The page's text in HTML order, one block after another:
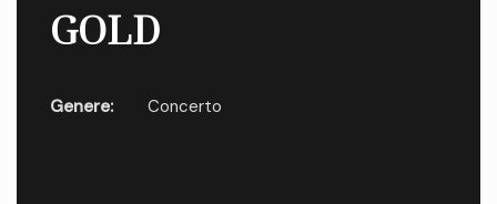
GOLD
Genere: Concerto